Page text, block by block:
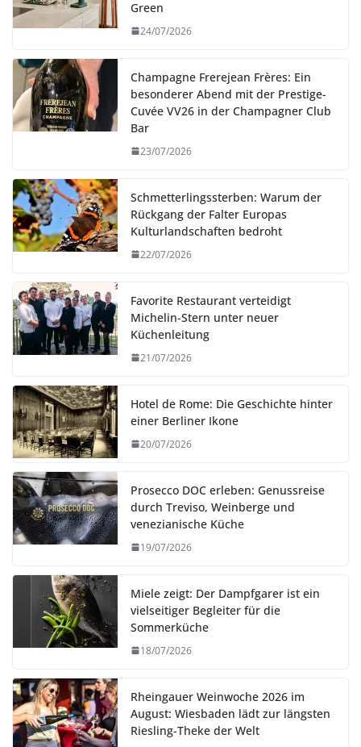
Green
24/07/2026
Champagne Frerejean Frères: Ein
besonderer Abend mit der Prestige-
Cuvée VV26 in der Champagner Club
Bar
23/07/2026
Schmetterlingssterben: Warum der
Rückgang der Falter Europas
Kulturlandschaften bedroht
22/07/2026
Favorite Restaurant verteidigt
Michelin-Stern unter neuer
Küchenleitung
21/07/2026
Hotel de Rome: Die Geschichte hinter
einer Berliner Ikone
20/07/2026
Prosecco DOC erleben: Genussreise
durch Treviso, Weinberge und
venezianische Küche
19/07/2026
Miele zeigt: Der Dampfgarer ist ein
vielseitiger Begleiter für die
Sommerküche
18/07/2026
Rheingauer Weinwoche 2026 im
August: Wiesbaden lädt zur längsten
Riesling-Theke der Welt